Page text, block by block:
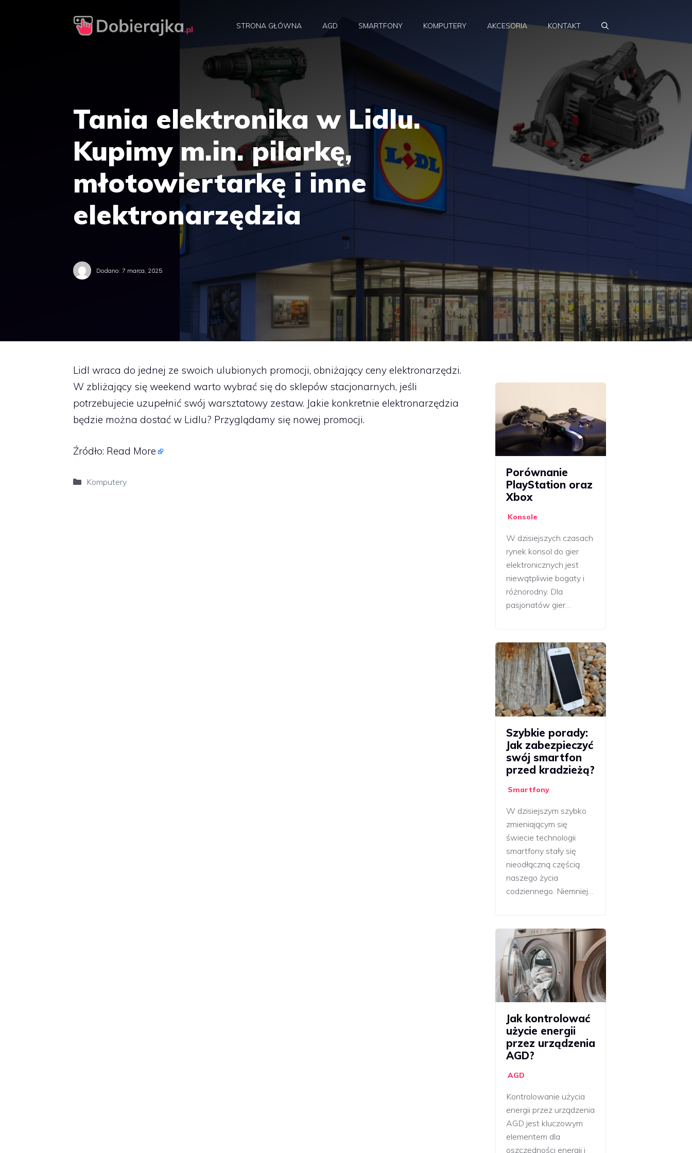
STRONA GŁÓWNA AGD SMARTFONY KOMPUTERY AKCESORIA KONTAKT
Tania elektronika w Lidlu.
Kupimy m.in. pilarkę,
młotowiertarkę i inne
elektronarzędzia
Dodano: 7 marca, 2025
Lidl wraca do jednej ze swoich ulubionych promocji, obniżający ceny elektronarzędzi.
W zbliżający się weekend warto wybrać się do sklepów stacjonarnych, jeśli
potrzebujecie uzupełnić swój warsztatowy zestaw. Jakie konkretnie elektronarzędzia
będzie można dostać w Lidlu? Przyglądamy się nowej promocji.
Źródło: Read More
Kategorie
Komputery
Porównanie
PlayStation oraz
Xbox
Konsole
W dzisiejszych czasach
rynek konsol do gier
elektronicznych jest
niewątpliwie bogaty i
różnorodny. Dla
pasjonatów gier…
Szybkie porady:
Jak zabezpieczyć
swój smartfon
przed kradzieżą?
Smartfony
W dzisiejszym szybko
zmieniającym się
świecie technologii
smartfony stały się
nieodłączną częścią
naszego życia
codziennego. Niemniej…
Jak kontrolować
użycie energii
przez urządzenia
AGD?
AGD
Kontrolowanie użycia
energii przez urządzenia
AGD jest kluczowym
elementem dla
oszczędności energii i